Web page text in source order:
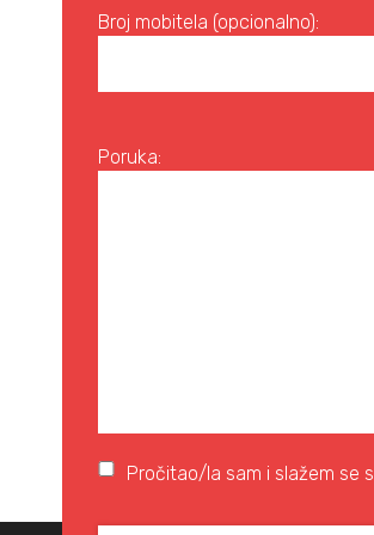
Broj mobitela (opcionalno):
Poruka:
Pročitao/la sam i slažem se s